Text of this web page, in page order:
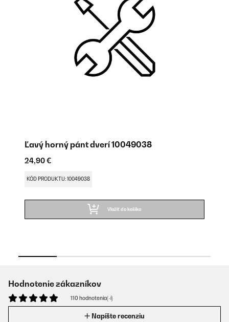
Ľavý horný pánt dverí 10049038
24,90 €
KÓD PRODUKTU: 10049038
Vložiť do košíka
Hodnotenie zákazníkov
110 hodnotenia(-í)
Napíšte recenziu